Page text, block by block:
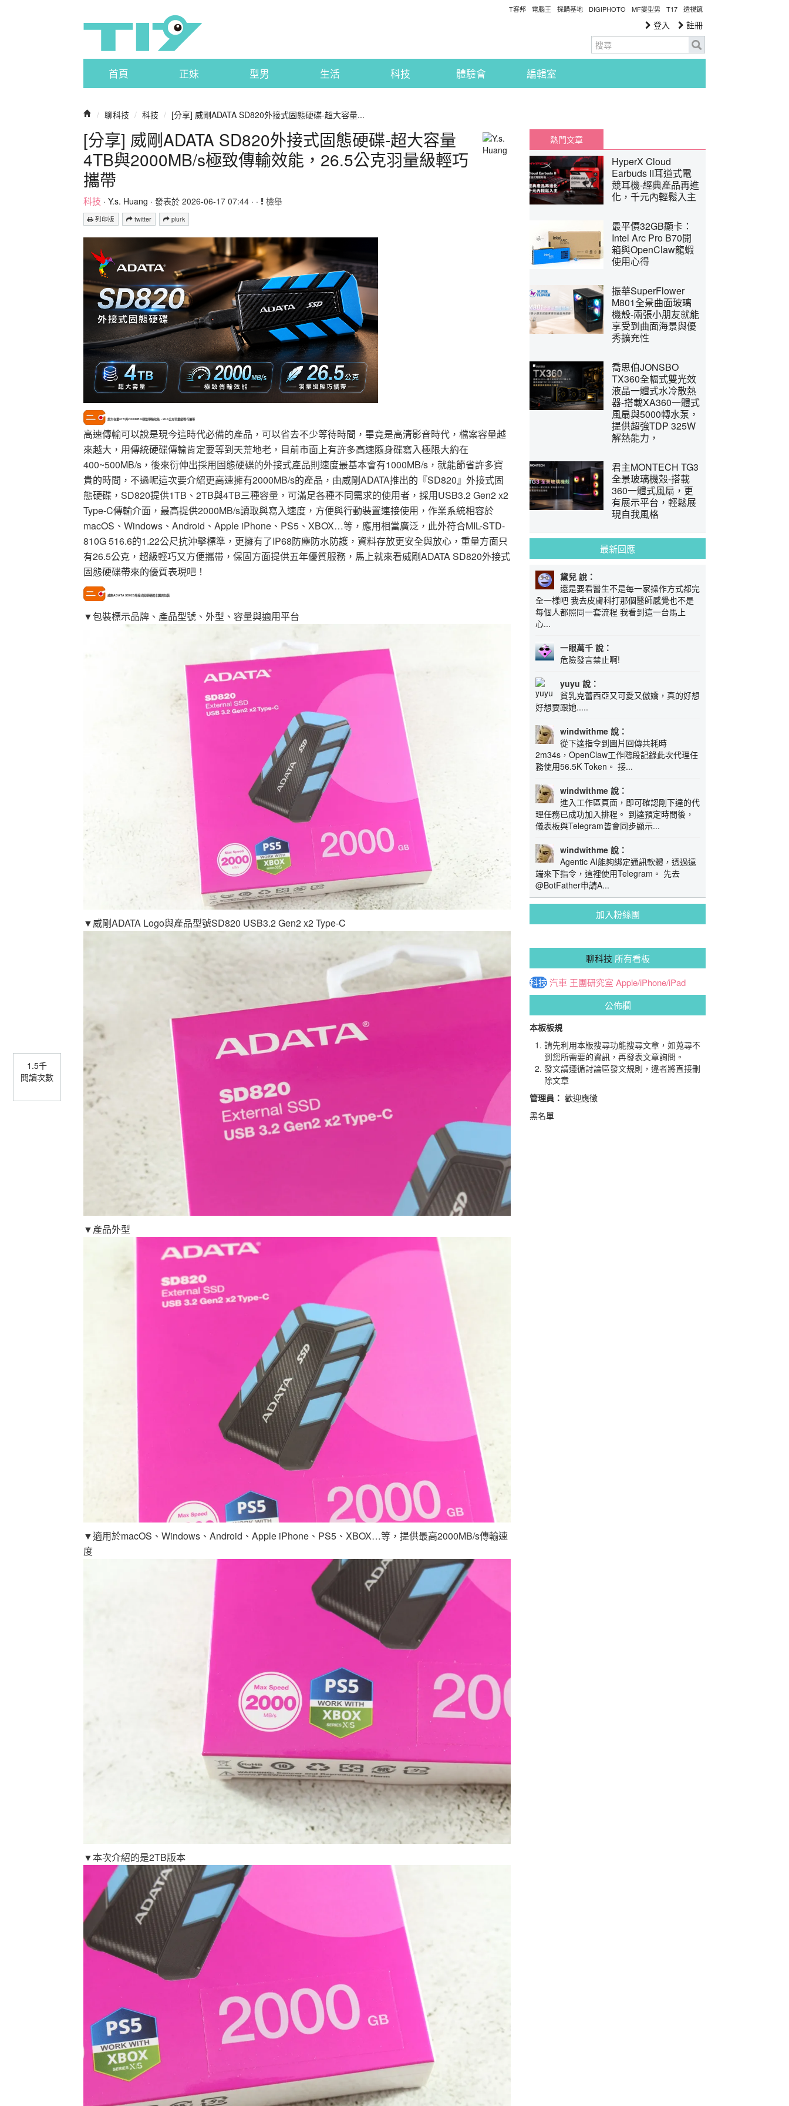
T客邦 電腦王 採購基地 DIGIPHOTO MF變型男 T17 透視鏡
登入 註冊
首頁 正妹 型男 生活 科技 體驗會 編輯室
/ 聊科技 / 科技 / [分享] 威剛ADATA SD820外接式固態硬碟-超大容量...
[分享] 威剛ADATA SD820外接式固態硬碟-超大容量
4TB與2000MB/s極致傳輸效能，26.5公克羽量級輕巧
攜帶
科技 · Y.s. Huang · 發表於 2026-06-17 07:44 · · 檢舉
列印版 twitter plurk
1.5千
閱讀次數
超大容量4TB與2000MB/s極致傳輸效能，26.5公克羽量級輕巧攜帶
高速傳輸可以說是現今這時代必備的產品，可以省去不少等待時間，畢竟是高清影音時代，檔案容量越
來越大，用傳統硬碟傳輸肯定要等到天荒地老，目前市面上有許多高速隨身碟寫入極限大約在
400~500MB/s，後來衍伸出採用固態硬碟的外接式產品則速度最基本會有1000MB/s，就能節省許多寶
貴的時間，不過呢這次要介紹更高速擁有2000MB/s的產品，由威剛ADATA推出的『SD820』外接式固
態硬碟，SD820提供1TB、2TB與4TB三種容量，可滿足各種不同需求的使用者，採用USB3.2 Gen2 x2
Type-C傳輸介面，最高提供2000MB/s讀取與寫入速度，方便與行動裝置連接使用，作業系統相容於
macOS、Windows、Android、Apple iPhone、PS5、XBOX…等，應用相當廣泛，此外符合MIL-STD-
810G 516.6的1.22公尺抗沖擊標準，更擁有了IP68防塵防水防護，資料存放更安全與放心，重量方面只
有26.5公克，超級輕巧又方便攜帶，保固方面提供五年優質服務，馬上就來看威剛ADATA SD820外接式
固態硬碟帶來的優質表現吧！
威剛ADATA SD820外接式固態硬碟本體與包裝
▼包裝標示品牌、產品型號、外型、容量與適用平台
▼威剛ADATA Logo與產品型號SD820 USB3.2 Gen2 x2 Type-C
▼產品外型
▼適用於macOS、Windows、Android、Apple iPhone、PS5、XBOX…等，提供最高2000MB/s傳輸速
度
▼本次介紹的是2TB版本
熱門文章
HyperX Cloud
Earbuds II耳道式電
競耳機-經典產品再進
化，千元內輕鬆入主
最平價32GB顯卡：
Intel Arc Pro B70開
箱與OpenClaw龍蝦
使用心得
振華SuperFlower
M801全景曲面玻璃
機殼-兩張小朋友就能
享受到曲面海景與優
秀擴充性
喬思伯JONSBO
TX360全幅式雙光效
液晶一體式水冷散熱
器-搭載XA360一體式
風扇與5000轉水泵，
提供超強TDP 325W
解熱能力，
君主MONTECH TG3
全景玻璃機殼-搭載
360一體式風扇，更
有展示平台，輕鬆展
現自我風格
最新回應
黛兒 說：
還是要看醫生不是每一家操作方式都完
全一樣吧 我去皮膚科打那個醫師感覺也不是
每個人都照同一套流程 我看到這一台馬上
心...
一眼萬千 說：
危險發言禁止啊!
yuyu 說：
貧乳克蕾西亞又可愛又傲嬌，真的好想
好想要跟她.....
windwithme 說：
從下達指令到圖片回傳共耗時
2m34s，OpenClaw工作階段記錄此次代理任
務使用56.5K Token。 接...
windwithme 說：
進入工作區頁面，即可確認剛下達的代
理任務已成功加入排程。 到達預定時間後，
儀表板與Telegram皆會同步顯示...
windwithme 說：
Agentic AI能夠綁定通訊軟體，透過遠
端來下指令，這裡使用Telegram。 先去
@BotFather申請A...
加入粉絲團
聊科技 所有看板
科技汽車 王團研究室 Apple/iPhone/iPad
公佈欄
本板板規
請先利用本版搜尋功能搜尋文章，如蒐尋不
到您所需要的資訊，再發表文章詢問。
發文請遵循討論區發文規則，違者將直接刪
除文章
管理員： 歡迎應徵
黑名單